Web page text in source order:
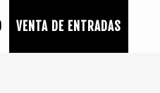
VENTA DE ENTRADAS